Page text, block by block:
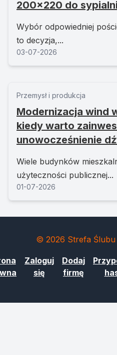
200x220 do
Wybór odpowiedniej
to decyzja,...
03-07-2026
Przemysł i produkcja
Modernizacja wind
kiedy warto
unowocześnienie
Wiele budynków
użyteczności publicznej...
01-07-2026
© 2026 Strefa
Zaloguj
się
Dodaj
firmę